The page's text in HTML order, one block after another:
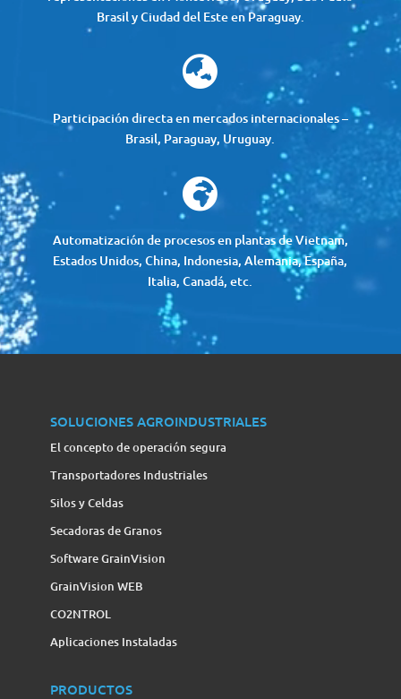
Brasil y Ciudad del Este en Paraguay.

Participación directa en mercados internacionales –
Brasil, Paraguay, Uruguay.

Automatización de procesos en plantas de Vietnam,
Estados Unidos, China, Indonesia, Alemania, España,
Italia, Canadá, etc.
SOLUCIONES AGROINDUSTRIALES
El concepto de operación segura
Transportadores Industriales
Silos y Celdas
Secadoras de Granos
Software GrainVision
GrainVision WEB
CO2NTROL
Aplicaciones Instaladas
PRODUCTOS